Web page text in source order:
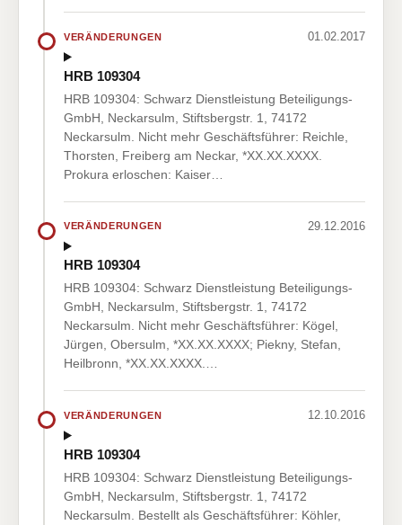
VERÄNDERUNGEN 01.02.2017
HRB 109304
HRB 109304: Schwarz Dienstleistung Beteiligungs-
GmbH, Neckarsulm, Stiftsbergstr. 1, 74172
Neckarsulm. Nicht mehr Geschäftsführer: Reichle,
Thorsten, Freiberg am Neckar, *XX.XX.XXXX.
Prokura erloschen: Kaiser…
VERÄNDERUNGEN 29.12.2016
HRB 109304
HRB 109304: Schwarz Dienstleistung Beteiligungs-
GmbH, Neckarsulm, Stiftsbergstr. 1, 74172
Neckarsulm. Nicht mehr Geschäftsführer: Kögel,
Jürgen, Obersulm, *XX.XX.XXXX; Piekny, Stefan,
Heilbronn, *XX.XX.XXXX.…
VERÄNDERUNGEN 12.10.2016
HRB 109304
HRB 109304: Schwarz Dienstleistung Beteiligungs-
GmbH, Neckarsulm, Stiftsbergstr. 1, 74172
Neckarsulm. Bestellt als Geschäftsführer: Köhler,